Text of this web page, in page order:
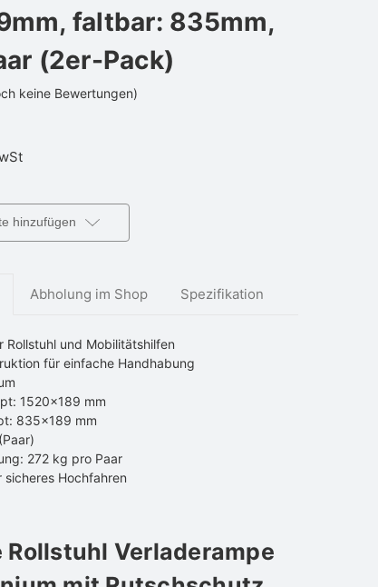
faltbar: 835mm,
(2er-Pack)
keine Bewertungen)
hinzufügen
Abholung im Shop Spezifikation
Rollstuhl und Mobilitätshilfen
für einfache Handhabung
1520x189 mm
835x189 mm
272 kg pro Paar
Hochfahren
Rollstuhl Verladerampe